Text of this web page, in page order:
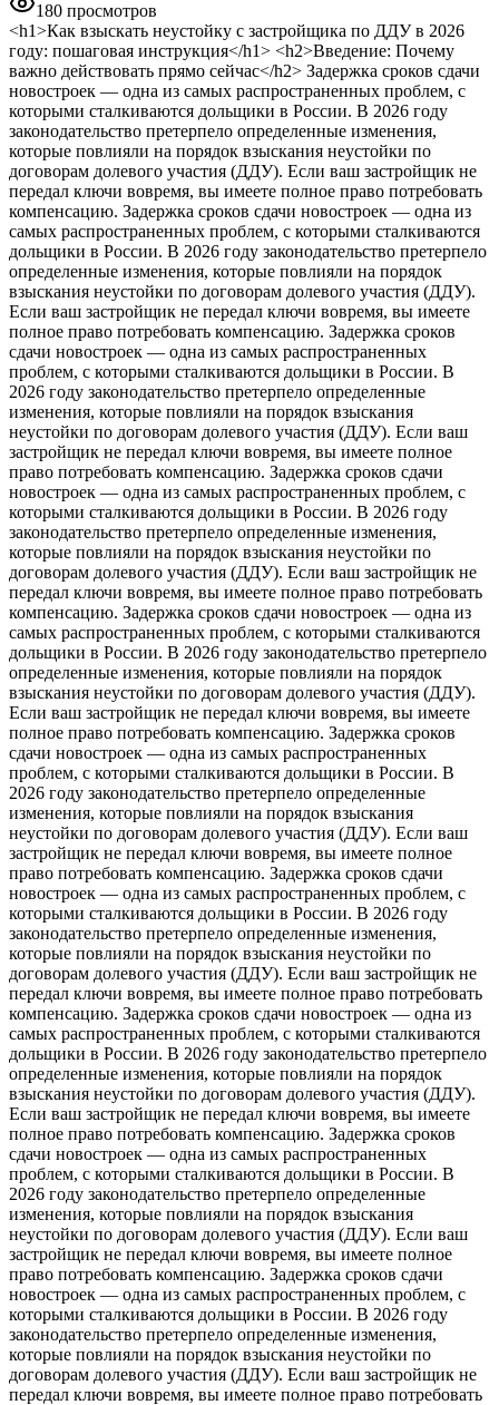
180 просмотров
<h1>Как взыскать неустойку с застройщика по ДДУ в 2026
году: пошаговая инструкция</h1> <h2>Введение: Почему
важно действовать прямо сейчас</h2> Задержка сроков сдачи
новостроек — одна из самых распространенных проблем, с
которыми сталкиваются дольщики в России. В 2026 году
законодательство претерпело определенные изменения,
которые повлияли на порядок взыскания неустойки по
договорам долевого участия (ДДУ). Если ваш застройщик не
передал ключи вовремя, вы имеете полное право потребовать
компенсацию. Задержка сроков сдачи новостроек — одна из
самых распространенных проблем, с которыми сталкиваются
дольщики в России. В 2026 году законодательство претерпело
определенные изменения, которые повлияли на порядок
взыскания неустойки по договорам долевого участия (ДДУ).
Если ваш застройщик не передал ключи вовремя, вы имеете
полное право потребовать компенсацию. Задержка сроков
сдачи новостроек — одна из самых распространенных
проблем, с которыми сталкиваются дольщики в России. В
2026 году законодательство претерпело определенные
изменения, которые повлияли на порядок взыскания
неустойки по договорам долевого участия (ДДУ). Если ваш
застройщик не передал ключи вовремя, вы имеете полное
право потребовать компенсацию. Задержка сроков сдачи
новостроек — одна из самых распространенных проблем, с
которыми сталкиваются дольщики в России. В 2026 году
законодательство претерпело определенные изменения,
которые повлияли на порядок взыскания неустойки по
договорам долевого участия (ДДУ). Если ваш застройщик не
передал ключи вовремя, вы имеете полное право потребовать
компенсацию. Задержка сроков сдачи новостроек — одна из
самых распространенных проблем, с которыми сталкиваются
дольщики в России. В 2026 году законодательство претерпело
определенные изменения, которые повлияли на порядок
взыскания неустойки по договорам долевого участия (ДДУ).
Если ваш застройщик не передал ключи вовремя, вы имеете
полное право потребовать компенсацию. Задержка сроков
сдачи новостроек — одна из самых распространенных
проблем, с которыми сталкиваются дольщики в России. В
2026 году законодательство претерпело определенные
изменения, которые повлияли на порядок взыскания
неустойки по договорам долевого участия (ДДУ). Если ваш
застройщик не передал ключи вовремя, вы имеете полное
право потребовать компенсацию. Задержка сроков сдачи
новостроек — одна из самых распространенных проблем, с
которыми сталкиваются дольщики в России. В 2026 году
законодательство претерпело определенные изменения,
которые повлияли на порядок взыскания неустойки по
договорам долевого участия (ДДУ). Если ваш застройщик не
передал ключи вовремя, вы имеете полное право потребовать
компенсацию. Задержка сроков сдачи новостроек — одна из
самых распространенных проблем, с которыми сталкиваются
дольщики в России. В 2026 году законодательство претерпело
определенные изменения, которые повлияли на порядок
взыскания неустойки по договорам долевого участия (ДДУ).
Если ваш застройщик не передал ключи вовремя, вы имеете
полное право потребовать компенсацию. Задержка сроков
сдачи новостроек — одна из самых распространенных
проблем, с которыми сталкиваются дольщики в России. В
2026 году законодательство претерпело определенные
изменения, которые повлияли на порядок взыскания
неустойки по договорам долевого участия (ДДУ). Если ваш
застройщик не передал ключи вовремя, вы имеете полное
право потребовать компенсацию. Задержка сроков сдачи
новостроек — одна из самых распространенных проблем, с
которыми сталкиваются дольщики в России. В 2026 году
законодательство претерпело определенные изменения,
которые повлияли на порядок взыскания неустойки по
договорам долевого участия (ДДУ). Если ваш застройщик не
передал ключи вовремя, вы имеете полное право потребовать